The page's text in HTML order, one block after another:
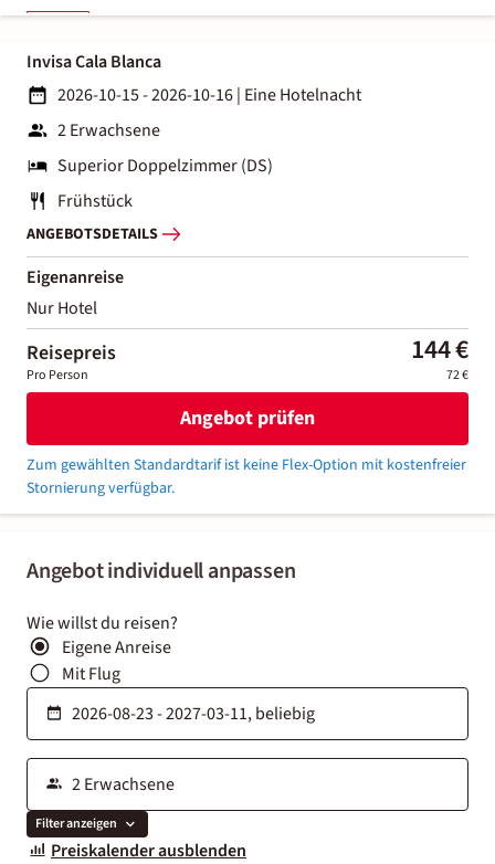
Angebot individuell anpassen
Wie willst du reisen?
Eigene Anreise
Mit Flug
Filter anzeigen
Preiskalender ausblenden
Invisa Cala Blanca
2026-10-15 - 2026-10-16| Eine Hotelnacht
2 Erwachsene
Superior Doppelzimmer (DS)
Frühstück
ANGEBOTSDETAILS
Eigenanreise
Nur Hotel
Reisepreis 144 €
Pro Person 72 €
Angebot prüfen
Zum gewählten Standardtarif ist keine Flex-Option mit kostenfreier
Stornierung verfügbar.